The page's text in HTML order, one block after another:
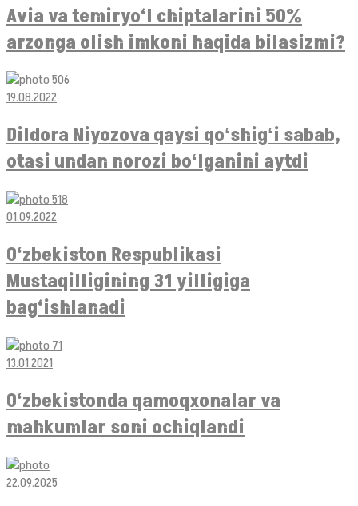
Avia va temiryo‘l chiptalarini 50%
arzonga olish imkoni haqida bilasizmi?
19.08.2022
Dildora Niyozova qaysi qoʻshigʻi sabab,
otasi undan norozi boʻlganini aytdi
01.09.2022
O‘zbekiston Respublikasi
Mustaqilligining 31 yilligiga
bag‘ishlanadi
13.01.2021
O‘zbekistonda qamoqxonalar va
mahkumlar soni ochiqlandi
22.09.2025